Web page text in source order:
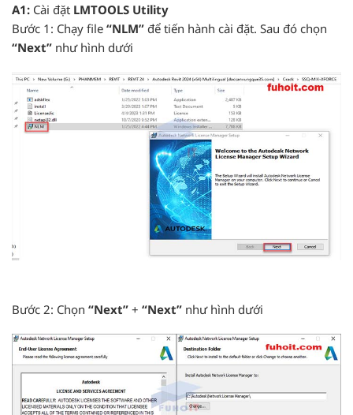
A1: Cài đặt LMTOOLS Utility
Bước 1: Chạy file “NLM” để tiến hành cài đặt. Sau đó chọn
“Next” như hình dưới
Bước 2: Chọn “Next” + “Next” như hình dưới